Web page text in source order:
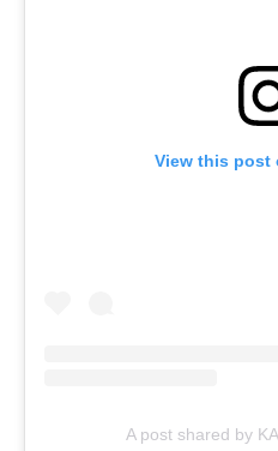
View this post
A post shared by